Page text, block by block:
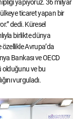
yapıyoruz. 36 milyar
ticaret yapan bir
dedi. Küresel
birlikte dünya
özellikle Avrupa’da
Bankası ve OECD
olduğunu ve bu
vurguladı.